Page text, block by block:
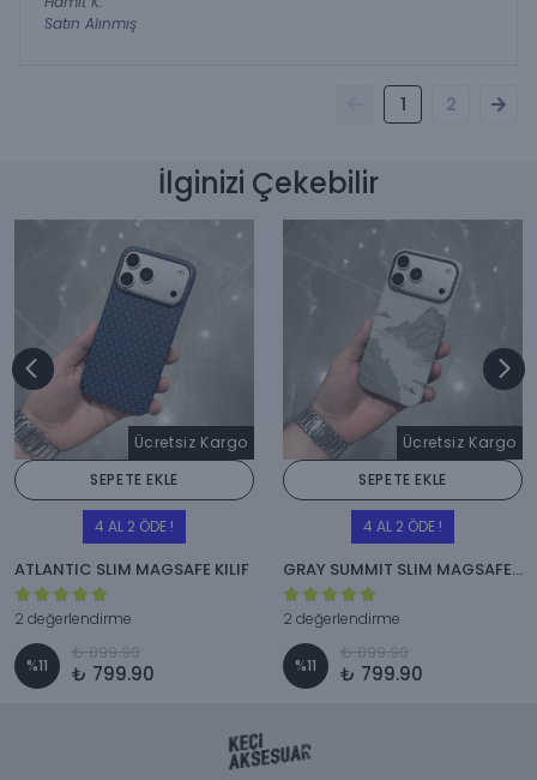
Satın Alınmış
1 2
İlginizi Çekebilir
Ücretsiz Kargo
SEPETE EKLE
4 AL 2 ÖDE !
ATLANTIC SLIM MAGSAFE KILIF
2 değerlendirme
%11
₺ 899.90
₺ 799.90
Ücretsiz Kargo
SEPETE EKLE
4 AL 2 ÖDE !
GRAY SUMMIT SLIM MAGSAFE KILIF
2 değerlendirme
%11
₺ 899.90
₺ 799.90